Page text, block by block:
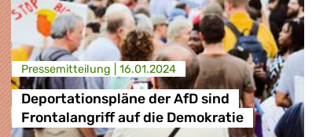
Ernährung, Landwirtschaft
Energie, Verkehr
Presse­mitteilung | 16.01.2024
Deportationspläne der AfD sind
Frontalangriff auf die Demokratie